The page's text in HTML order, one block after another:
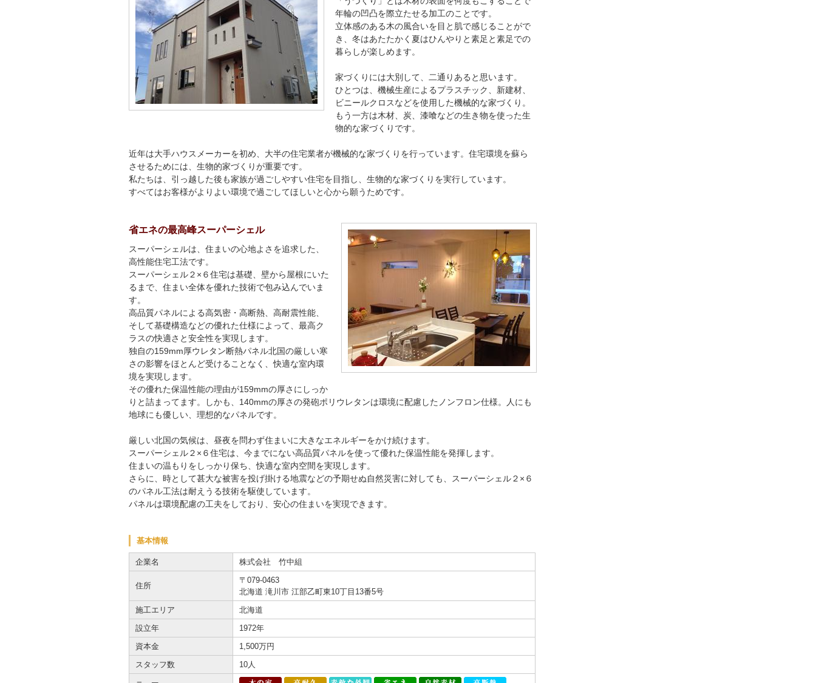
年輪の凹凸を際立たせる加工のことです。
立体感のある木の風合いを目と肌で感じることがで
き、冬はあたたかく夏はひんやりと素足と素足での
暮らしが楽しめます。
家づくりには大別して、二通りあると思います。
ひとつは、機械生産によるプラスチック、新建材、
ビニールクロスなどを使用した機械的な家づくり。
もう一方は木材、炭、漆喰などの生き物を使った生
物的な家づくりです。
近年は大手ハウスメーカーを初め、大半の住宅業者が機械的な家づくりを行っています。住宅環境を蘇ら
させるためには、生物的家づくりが重要です。
私たちは、引っ越した後も家族が過ごしやすい住宅を目指し、生物的な家づくりを実行しています。
すべてはお客様がよりよい環境で過ごしてほしいと心から願うためです。
省エネの最高峰スーパーシェル
スーパーシェルは、住まいの心地よさを追求した、
高性能住宅工法です。
スーパーシェル２×６住宅は基礎、壁から屋根にいた
るまで、住まい全体を優れた技術で包み込んでいま
す。
高品質パネルによる高気密・高断熱、高耐震性能、
そして基礎構造などの優れた仕様によって、最高ク
ラスの快適さと安全性を実現します。
独自の159mm厚ウレタン断熱パネル北国の厳しい寒
さの影響をほとんど受けることなく、快適な室内環
境を実現します。
その優れた保温性能の理由が159mmの厚さにしっか
りと詰まってます。しかも、140mmの厚さの発砲ポリウレタンは環境に配慮したノンフロン仕様。人にも
地球にも優しい、理想的なパネルです。
厳しい北国の気候は、昼夜を問わず住まいに大きなエネルギーをかけ続けます。
スーパーシェル２×６住宅は、今までにない高品質パネルを使って優れた保温性能を発揮します。
住まいの温もりをしっかり保ち、快適な室内空間を実現します。
さらに、時として甚大な被害を投げ掛ける地震などの予期せぬ自然災害に対しても、スーパーシェル２×６
のパネル工法は耐えうる技術を駆使しています。
パネルは環境配慮の工夫をしており、安心の住まいを実現できます。
基本情報
企業名 株式会社 竹中組
住所
〒079-0463
北海道 滝川市 江部乙町東10丁目13番5号
施工エリア
北海道
設立年
1972年
資本金
1,500万円
スタッフ数
10人